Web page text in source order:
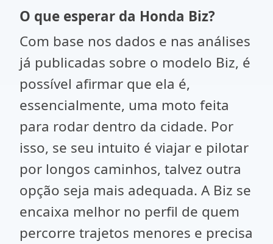
O que esperar da Honda Biz?
Com base nos dados e nas análises
já publicadas sobre o modelo Biz, é
possível afirmar que ela é,
essencialmente, uma moto feita
para rodar dentro da cidade. Por
isso, se seu intuito é viajar e pilotar
por longos caminhos, talvez outra
opção seja mais adequada. A Biz se
encaixa melhor no perfil de quem
percorre trajetos menores e precisa